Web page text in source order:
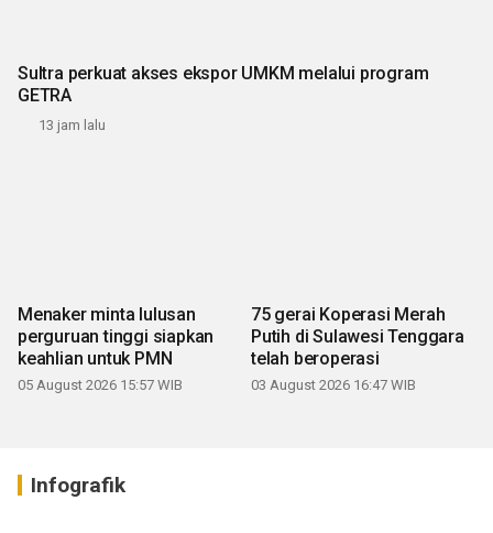
Sultra perkuat akses ekspor UMKM melalui program
GETRA
13 jam lalu
Menaker minta lulusan
perguruan tinggi siapkan
keahlian untuk PMN
05 August 2026 15:57 WIB
75 gerai Koperasi Merah
Putih di Sulawesi Tenggara
telah beroperasi
03 August 2026 16:47 WIB
Infografik